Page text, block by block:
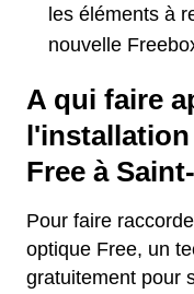
les éléments à
nouvelle
A qui faire
Free à
Pour faire
optique Free, un
gratuitement pour